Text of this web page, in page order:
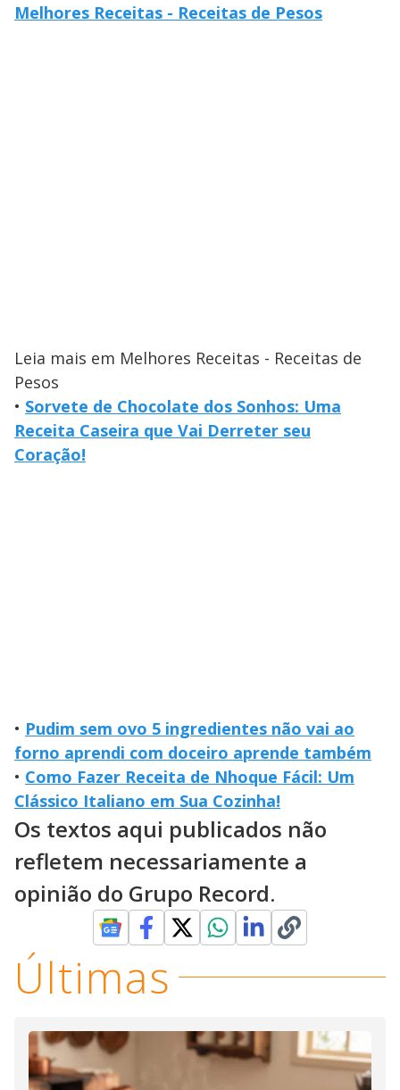
Melhores Receitas - Receitas de Pesos
Leia mais em Melhores Receitas - Receitas de
Pesos
• Sorvete de Chocolate dos Sonhos: Uma
Receita Caseira que Vai Derreter seu
Coração!
• Pudim sem ovo 5 ingredientes não vai ao
forno aprendi com doceiro aprende também
• Como Fazer Receita de Nhoque Fácil: Um
Clássico Italiano em Sua Cozinha!
Os textos aqui publicados não
refletem necessariamente a
opinião do Grupo Record.
Últimas